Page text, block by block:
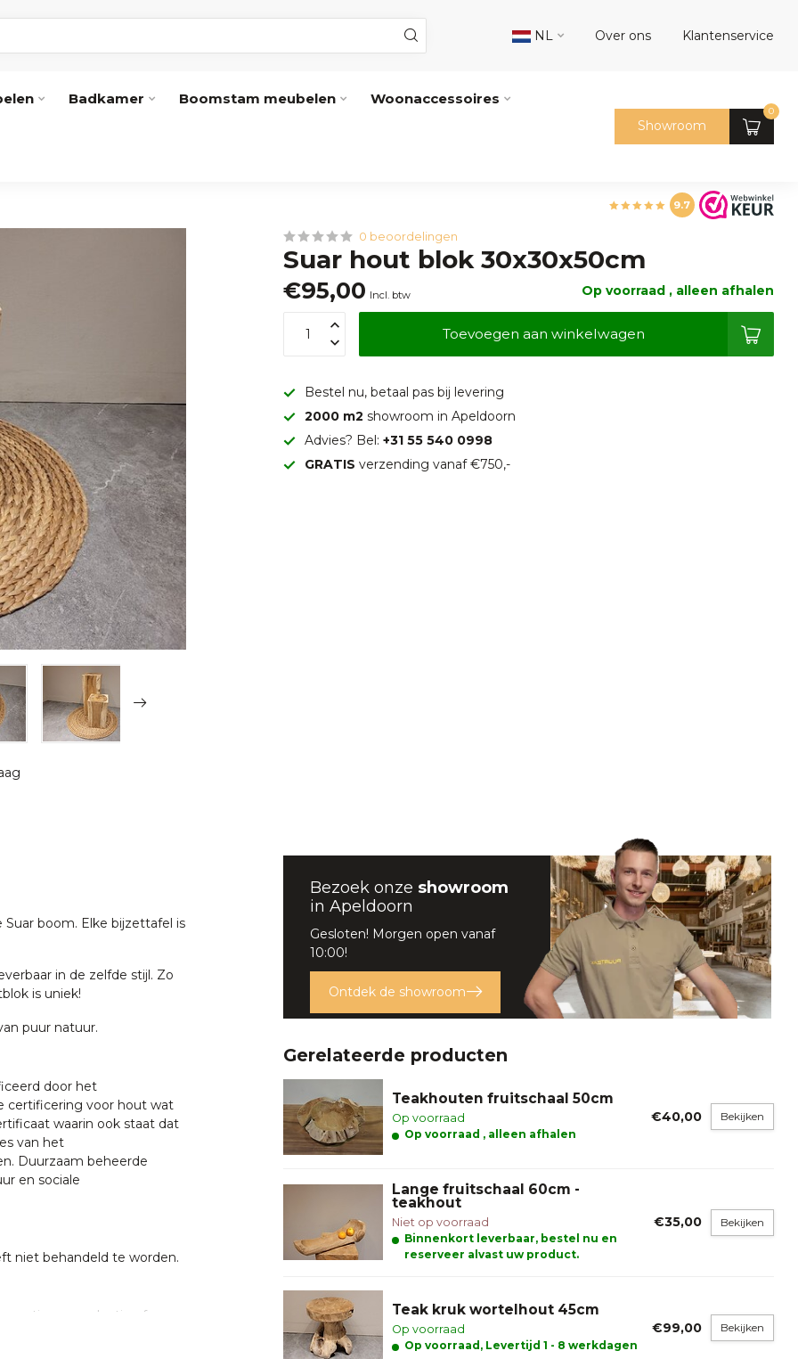
NL Over ons Klantenservice
Badkamer Boomstam meubelen Woonaccessoires
Showroom
0
9.7
0 beoordelingen
Suar hout blok 30x30x50cm
€95,00 Incl. btw Op voorraad , alleen afhalen
Toevoegen aan winkelwagen
Bestel nu, betaal pas bij levering
2000 m2showroom in Apeldoorn
Advies? Bel:+31 55 540 0998
GRATIS verzending vanaf €750,-
boom. Elke bijzettafel is
in de zelfde stijl. Zo
is uniek!
puur natuur.
door het
certificering voor hout wat
waarin ook staat dat
van het
Duurzaam beheerde
en sociale
niet behandeld te worden.
op productie of
Bezoek onze showroom
in Apeldoorn
Gesloten! Morgen open vanaf
10:00!
Ontdek de showroom
Gerelateerde producten
Teakhouten fruitschaal 50cm
Op voorraad
Op voorraad , alleen afhalen
€40,00 Bekijken
Lange fruitschaal 60cm -
teakhout
Niet op voorraad
Binnenkort leverbaar, bestel nu en
reserveer alvast uw product.
€35,00 Bekijken
Teak kruk wortelhout 45cm
Op voorraad
Op voorraad, Levertijd 1 - 8 werkdagen
€99,00 Bekijken